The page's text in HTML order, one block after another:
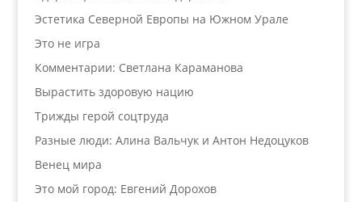
Эстетика Северной Европы на Южном Урале
Это не игра
Комментарии: Светлана Караманова
Вырастить здоровую нацию
Трижды герой соцтруда
Разные люди: Алина Вальчук и Антон Недоцуков
Венец мира
Это мой город: Евгений Дорохов